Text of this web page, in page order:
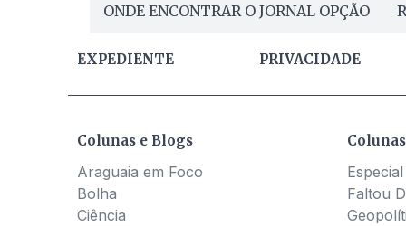
ONDE ENCONTRAR O JORNAL OPÇÃO
EXPEDIENTE PRIVACIDADE
Colunas e Blogs
Araguaia em Foco
Bolha
Ciência
Faltou